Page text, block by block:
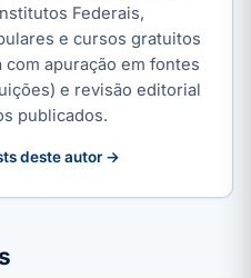
Federais,
e cursos gratuitos
apuração em fontes
e revisão editorial
publicados.
deste autor →